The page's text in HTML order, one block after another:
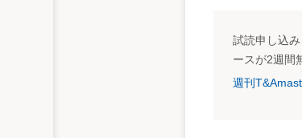
が納税者に還付された。試読申し込
ースが2週間
週刊